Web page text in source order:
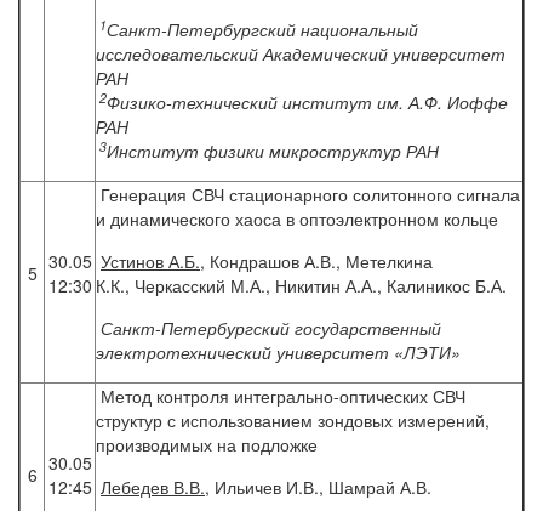
1Санкт-Петербургский национальный
исследовательский Академический университет
РАН
2Физико-технический институт им. А.Ф. Иоффе
РАН
3Институт физики микроструктур РАН
5 30.05
12:30
Генерация СВЧ стационарного солитонного сигнала
и динамического хаоса в оптоэлектронном кольце
Устинов А.Б., Кондрашов А.В., Метелкина
К.К., Черкасский М.А., Никитин А.А., Калиникос Б.А.
Санкт-Петербургский государственный
электротехнический университет «ЛЭТИ»
6 30.05
12:45
Метод контроля интегрально-оптических СВЧ
структур с использованием зондовых измерений,
производимых на подложке
Лебедев В.В., Ильичев И.В., Шамрай А.В.